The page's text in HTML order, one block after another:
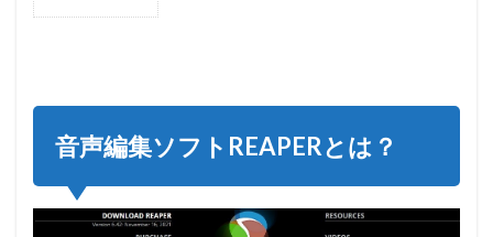
楽編集
REAPER
をイン
ストー
音声編集ソフトREAPERとは？